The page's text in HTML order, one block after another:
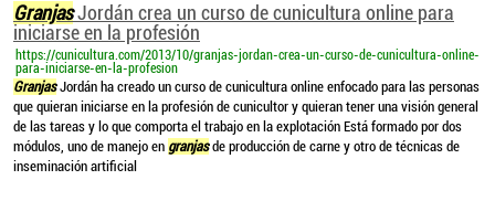
GranjasJordán crea un curso de cunicultura online para
iniciarse en la profesión
https://cunicultura.com/2013/10/granjas-jordan-crea-un-curso-de-cunicultura-online-
para-iniciarse-en-la-profesion
GranjasJordán ha creado un curso de cunicultura online enfocado para las personas
que quieran iniciarse en la profesión de cunicultor y quieran tener una visión general
de las tareas y lo que comporta el trabajo en la explotación Está formado por dos
módulos, uno de manejo en granjasde producción de carne y otro de técnicas de
inseminación artificial